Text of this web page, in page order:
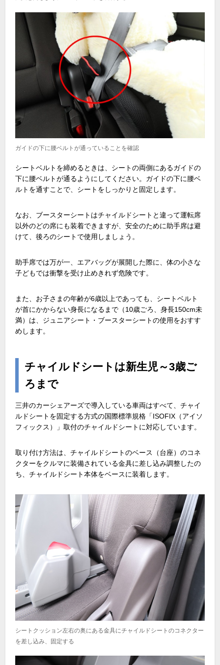
ガイドの下に腰ベルトが通っていることを確認
シートベルトを締めるときは、シートの両側にあるガイドの
下に腰ベルトが通るようにしてください。ガイドの下に腰ベ
ルトを通すことで、シートをしっかりと固定します。
なお、ブースターシートはチャイルドシートと違って運転席
以外のどの席にも装着できますが、安全のために助手席は避
けて、後ろのシートで使用しましょう。
助手席では万が一、エアバッグが展開した際に、体の小さな
子どもでは衝撃を受け止めきれず危険です。
また、お子さまの年齢が6歳以上であっても、シートベルト
が首にかからない身長になるまで（10歳ごろ、身長150cm未
満）は、ジュニアシート・ブースターシートの使用をおすす
めします。
チャイルドシートは新生児～3歳ご
ろまで
三井のカーシェアーズで導入している車両はすべて、チャイ
ルドシートを固定する方式の国際標準規格「ISOFIX（アイソ
フィックス）」取付のチャイルドシートに対応しています。
取り付け方法は、チャイルドシートのベース（台座）のコネ
クターをクルマに装備されている金具に差し込み調整したの
ち、チャイルドシート本体をベースに装着します。
シートクッション左右の奥にある金具にチャイルドシートのコネクター
を差し込み、固定する